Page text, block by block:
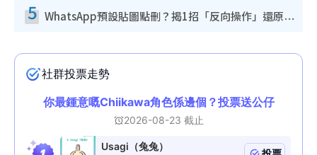
5 WhatsApp預設貼圖點刪？揭1招「反向操作」還原簡潔介面 附3步實測教學